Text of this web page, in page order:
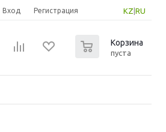
KZ RU
Вход Регистрация
Корзина
пуста